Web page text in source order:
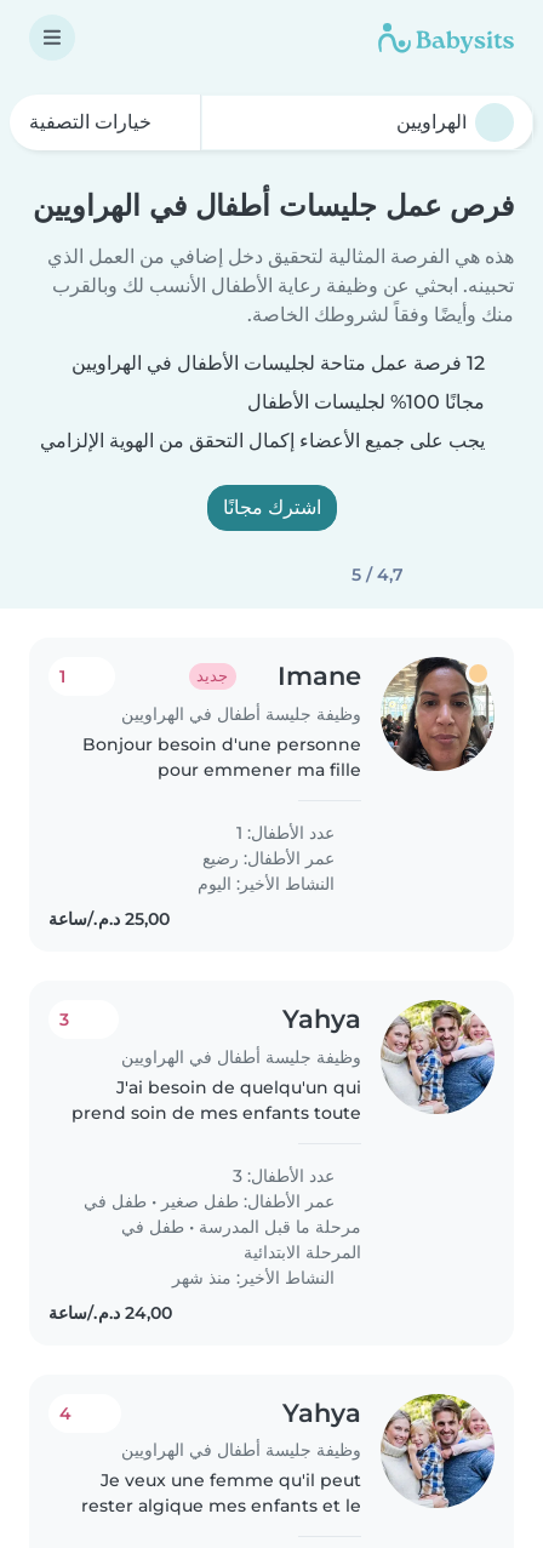
خيارات التصفية
فرص عمل جليسات أطفال في الهراويين
هذه هي الفرصة المثالية لتحقيق دخل إضافي من العمل الذي
تحبينه. ابحثي عن وظيفة رعاية الأطفال الأنسب لك وبالقرب
منك وأيضًا وفقاً لشروطك الخاصة.
12 فرصة عمل متاحة لجليسات الأطفال في الهراويين
مجانًا 100% لجليسات الأطفال
يجب على جميع الأعضاء إكمال التحقق من الهوية الإلزامي
اشترك مجانًا
4,7 / 5
Imane جديد
وظيفة جليسة أطفال في الهراويين
1
Bonjour besoin d'une personne
pour emmener ma fille
activité avec elle à la
عدد الأطفال: 1
عمر الأطفال: رضيع
النشاط الأخير: اليوم
Yahya
وظيفة جليسة أطفال في الهراويين
3
J'ai besoin de quelqu'un qui
prend soin de mes enfants toute
عدد الأطفال: 3
عمر الأطفال: طفل صغير • طفل في
مرحلة ما قبل المدرسة • طفل في
المرحلة الابتدائية
النشاط الأخير: منذ شهر
Yahya
وظيفة جليسة أطفال في الهراويين
4
Je veux une femme qu'il peut
rester algique mes enfants et le